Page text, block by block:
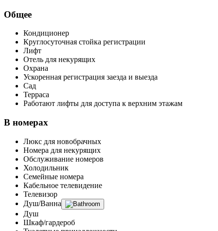
Общее
Кондиционер
Круглосуточная стойка регистрации
Лифт
Отель для некурящих
Охрана
Ускоренная регистрация заезда и выезда
Сад
Терраса
Работают лифты для доступа к верхним этажам
В номерах
Люкс для новобрачных
Номера для некурящих
Обслуживание номеров
Холодильник
Семейные номера
Кабельное телевидение
Телевизор
Душ/Ванна
Душ
Шкаф/гардероб